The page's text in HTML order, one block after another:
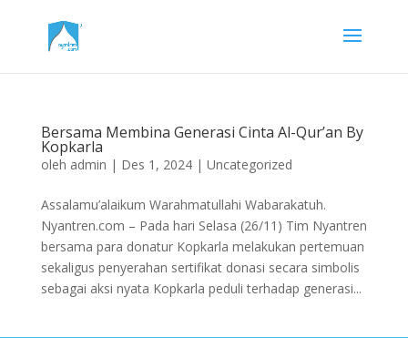
Bersama Membina Generasi Cinta Al-Qur’an By
Kopkarla
oleh admin | Des 1, 2024| Uncategorized
Assalamu’alaikum Warahmatullahi Wabarakatuh.
Nyantren.com – Pada hari Selasa (26/11) Tim Nyantren
bersama para donatur Kopkarla melakukan pertemuan
sekaligus penyerahan sertifikat donasi secara simbolis
sebagai aksi nyata Kopkarla peduli terhadap generasi...